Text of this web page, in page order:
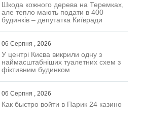
Шкода кожного дерева на Теремках,
але тепло мають подати в 400
будинків – депутатка Київради
06 Серпня , 2026
У центрі Києва викрили одну з
наймасштабніших туалетних схем з
фіктивним будинком
06 Серпня , 2026
Как быстро войти в Парик 24 казино